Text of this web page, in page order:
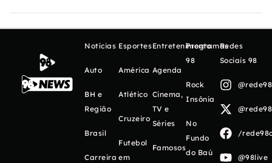
Notícias
Auto
BH e
Região
Brasil
Carreira
Esportes
América
Atlético
Cruzeiro
Futebol
em
Entretenimento
Agenda
Cinema,
TV e
Séries
Famosos
Programas
98
Rock
Insônia
No
Fundo
do Baú
Redes
Sociais 98
/
@98live